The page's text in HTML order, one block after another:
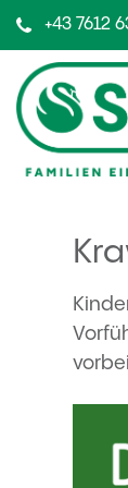
+43 7612